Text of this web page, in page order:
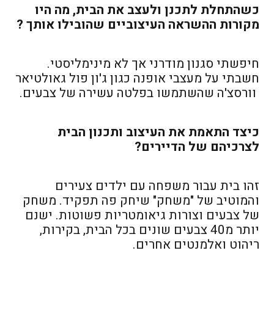
כשהתחלת לתכנן ולעצב את הבית, מה היו
מקורות ההשראה העיצוביים שהובילו אותך ?
חיפשתי סגנון מודרני אך לא מינימליסטי.
חשבתי על מעצבי אופנה כגון ג'ון פול גאולטיאר
וורסצ'ה שהשתמשו בפלטה עשירה של צבעים.
כיצד התאמת את העיצוב ותכנון הבית
לצרכיהם של הדיירים?
זהו בית עבור משפחה עם ילדים צעירים
והמוטיב של "משחק" שיחק פה תפקיד. משחק
של צבעים וצורות גיאומטריות פשוטות. ישנם
יותר מ40 צבעים שונים בכל הבית, בקירות,
ריהוט ואלמנטים אחרים.